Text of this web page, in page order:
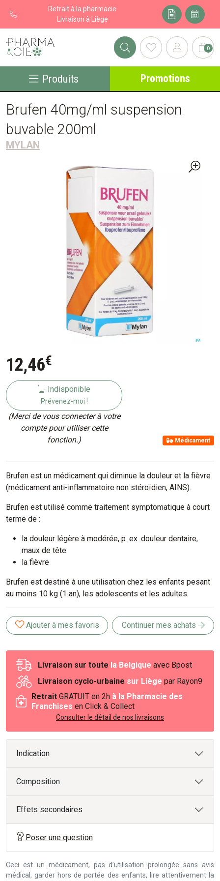
Retrait à la pharmacie
Livraison à Liège
Pharma&cie - Pharmacie des Franchises Votre export 0
Produits Promotions
Brufen 40mg/ml suspension
buvable 200ml
MYLAN
12,46€
Indisponible
Prévenez-moi !
(Merci de vous connecter à votre
compte pour utiliser cette
fonction.)
Médicament
Brufen est un médicament qui diminue la douleur et la fièvre
(médicament anti-inflammatoire non stéroïdien, AINS).
Brufen est utilisé comme traitement symptomatique à court
terme de :
la douleur légère à modérée, p. ex. douleur dentaire,
maux de tête
la fièvre
Brufen est destiné à une utilisation chez les enfants pesant
au moins 10 kg (1 an), les adolescents et les adultes.
Ajouter à mes favoris Continuer mes achats
Livraison sur toute la Belgique avec Bpost
Livraison cyclo-urbaine sur Liège par Rayon9
Retrait GRATUIT en 2h à la Pharmacie des
Franchises en Click & Collect
Consulter le détail de nos livraisons
Indication
Composition
Effets secondaires
Poser une question
Ceci est un médicament, pas d’utilisation prolongée sans avis
médical, garder hors de portée des enfants, lire attentivement la